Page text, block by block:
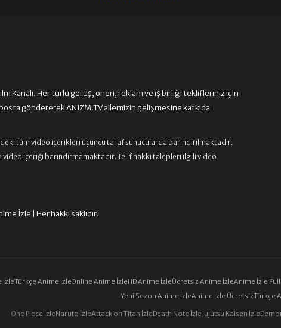
Kanalı. Her türlü görüş, öneri, reklam ve iş birliği teklifleriniz için
göndererek ANIZM.TV ailemizin gelişmesine katkıda
tüm video içerikleri üçüncü taraf sunucularda barındırılmaktadır.
video içeriği barındırmamaktadır. Telif hakkı talepleri ilgili video
İzle | Her hakkı saklıdır.
İzleTürkçe Anime İzleOnline Anime İzleHD Anime İzleÜcretsiz Anime İzleAnime İzle Full
Yeni Sezon Anime İzleAnime İzle ÜcretsizTürkçe
One Piece İzleNaruto İzleAttack on Titan İzleDeath Note İzle Jujutsu Kaisen İzle